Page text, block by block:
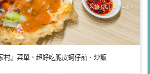
村』菜單、超好吃脆皮蚵仔煎、炒飯